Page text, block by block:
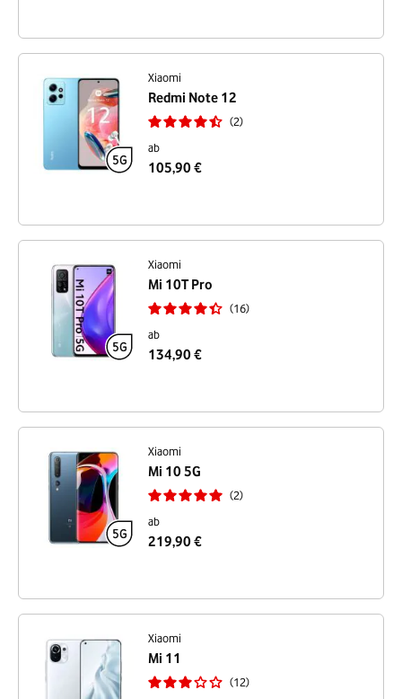
Xiaomi
Redmi Note 12
2
ab
105,90 €
Xiaomi
Mi 10T Pro
16
ab
134,90 €
Xiaomi
Mi 10 5G
2
ab
219,90 €
Xiaomi
Mi 11
12